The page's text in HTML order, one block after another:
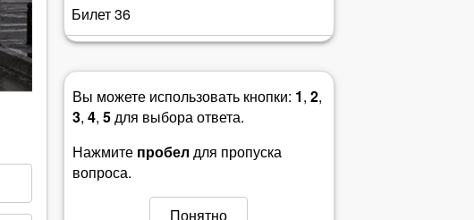
Билет 36
Билет 38
Билет 40
Вы можете использовать кнопки: 1,2,
3, 4,5для выбора ответа.
Нажмите пробел для пропуска
вопроса.
Понятно